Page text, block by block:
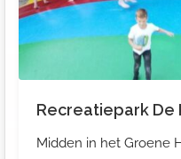
Recreatiepark De
Midden in het Groene